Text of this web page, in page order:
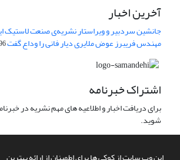
آخرین اخبار
جانشین سردبیر و ویراستار نشریه‌ی صنعت لاستیک
مهندس فریبرز عوض ملایری دیار فانی را وداع گفت27
اشتراک خبرنامه
برای دریافت اخبار و اطلاعیه های مهم نشریه در
شوید.